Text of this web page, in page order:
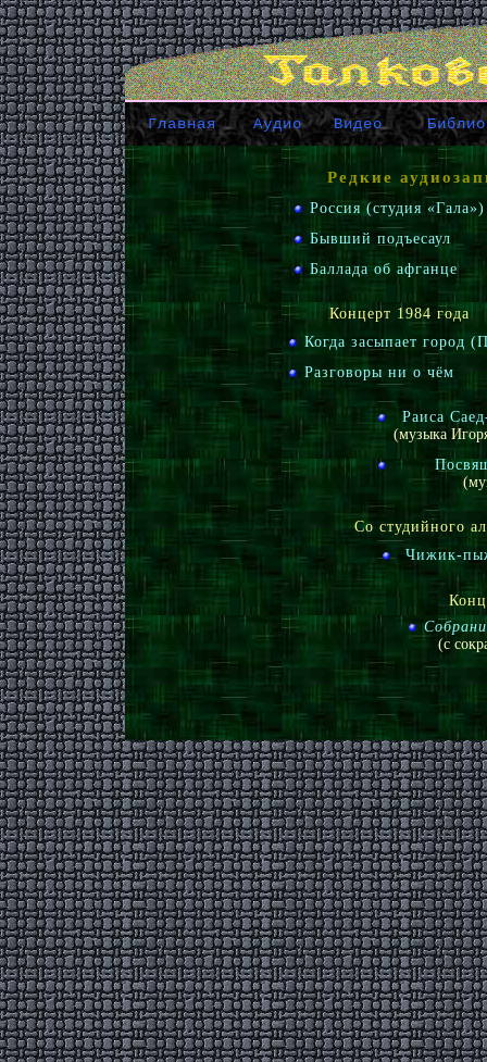
Главная Аудио Видео
Редкие
Россия (студия «Гала»)
Бывший подъесаул
Баллада об афганце
Концерт 1984 года
Когда засыпает город
Разговоры ни о чём
Раиса
(музыка
Со студийного
Чижик-
(с